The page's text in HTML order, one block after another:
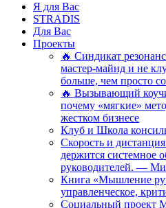
Я для Вас
STRADIS
Для Вас
Проекты
🔥 Синдикат
мастер-майнд и не
больше, чем просто
🔥 Вызывающий
почему «мягкие»
жестком бизнесе
Клуб и Школа
Скорость и
держится системное
руководителей. —
Книга «Мышление
управленческое,
Социальный проект